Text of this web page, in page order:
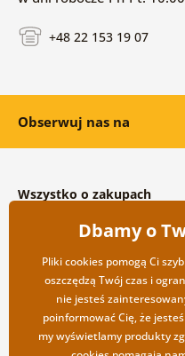
+48 22 153 19 07
Obserwuj nas na
Wszystko o zakupach
Warunki handlowe i
reklamacyjne
Prywatność
Opcje wysyłki i płatności
Zwrot towarów
Dbamy o
Pliki cookies pomogą Ci
oszczędzą Twój czas i
nie jesteś
poinformować Cię, że
my wyświetlamy produkty